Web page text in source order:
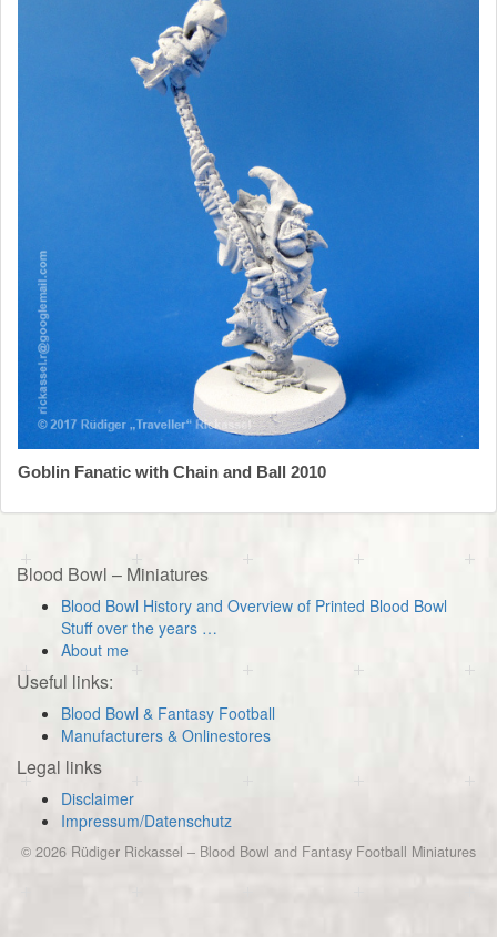
Goblin Fanatic with Chain and Ball 2010
Blood Bowl – Miniatures
Blood Bowl History and Overview of Printed Blood Bowl
Stuff over the years …
About me
Useful links:
Blood Bowl & Fantasy Football
Manufacturers & Onlinestores
Legal links
Disclaimer
Impressum/Datenschutz
© 2026 Rüdiger Rickassel – Blood Bowl and Fantasy Football Miniatures